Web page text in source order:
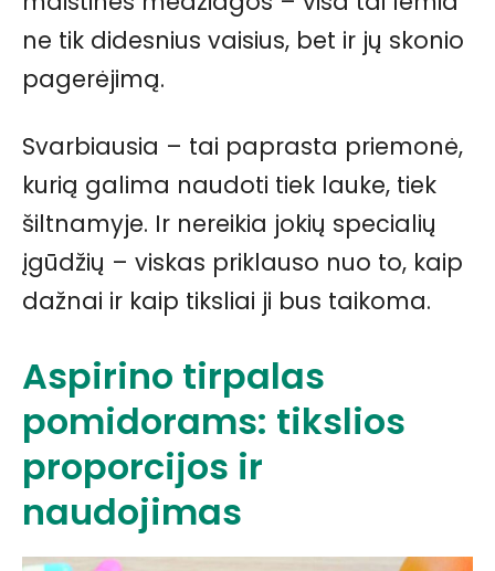
ne tik didesnius vaisius, bet ir jų skonio
pagerėjimą.
Svarbiausia – tai paprasta priemonė,
kurią galima naudoti tiek lauke, tiek
šiltnamyje. Ir nereikia jokių specialių
įgūdžių – viskas priklauso nuo to, kaip
dažnai ir kaip tiksliai ji bus taikoma.
Aspirino tirpalas
pomidorams: tikslios
proporcijos ir
naudojimas